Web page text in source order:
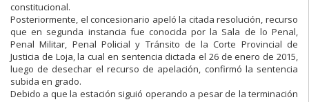
constitucional.
Posteriormente, el concesionario apeló la citada resolución, recurso
que en segunda instancia fue conocida por la Sala de lo Penal,
Penal Militar, Penal Policial y Tránsito de la Corte Provincial de
Justicia de Loja, la cual en sentencia dictada el 26 de enero de 2015,
luego de desechar el recurso de apelación, confirmó la sentencia
subida en grado.
Debido a que la estación siguió operando a pesar de la terminación